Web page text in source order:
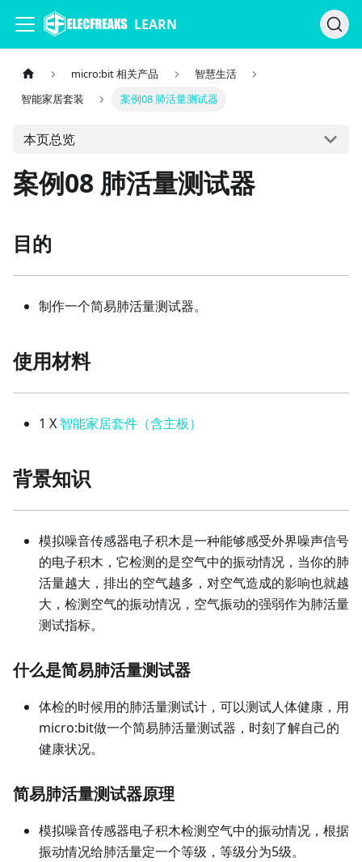
LEARN
micro:bit 相关产品
智慧生活
智能家居套装
案例08 肺活量测试器
本页总览
案例08 肺活量测试器
目的
制作一个简易肺活量测试器。
使用材料
1 X 智能家居套件（含主板）
背景知识
模拟噪音传感器电子积木是一种能够感受外界噪声信号
的电子积木，它检测的是空气中的振动情况，当你的肺
活量越大，排出的空气越多，对空气造成的影响也就越
大，检测空气的振动情况，空气振动的强弱作为肺活量
测试指标。
什么是简易肺活量测试器
体检的时候用的肺活量测试计，可以测试人体健康，用
micro:bit做一个简易肺活量测试器，时刻了解自己的
健康状况。
简易肺活量测试器原理
模拟噪音传感器电子积木检测空气中的振动情况，根据
振动情况给肺活量定一个等级，等级分为5级。